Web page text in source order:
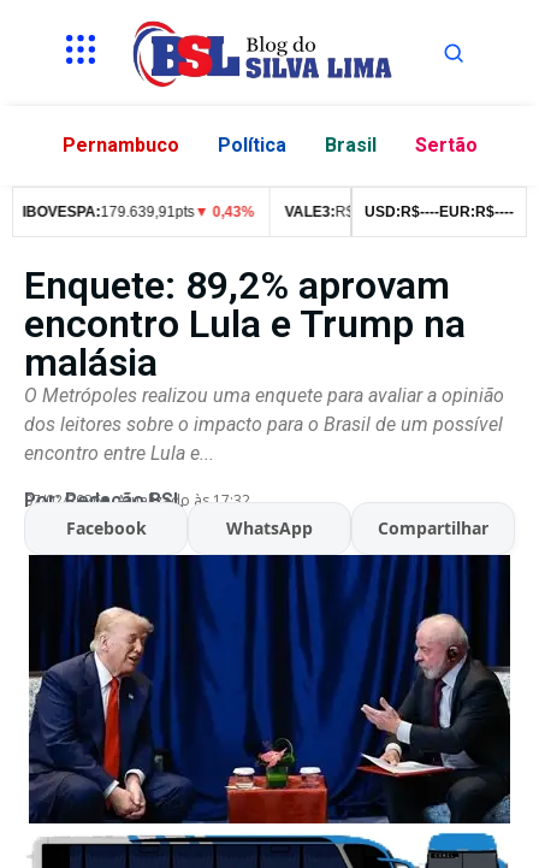
Pernambuco Política Brasil Sertão
IBOVESPA:179.639,91pts▼ 0,43% VALE3:R$76,99▼ 2,49% ITUB4:R$
USD: R$----EUR: R$----
Enquete: 89,2% aprovam
encontro Lula e Trump na
malásia
O Metrópoles realizou uma enquete para avaliar a opinião
dos leitores sobre o impacto para o Brasil de um possível
encontro entre Lula e...
Por:Redação BSL
07/02/2026 Atualizado às 17:32
Facebook WhatsApp Compartilhar